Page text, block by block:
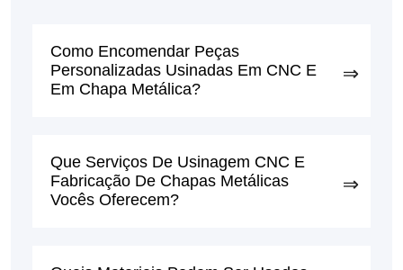
Como Encomendar Peças
Personalizadas Usinadas Em CNC E
Em Chapa Metálica?
Que Serviços De Usinagem CNC E
Fabricação De Chapas Metálicas
Vocês Oferecem?